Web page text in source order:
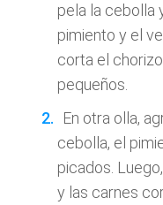
pela la cebolla
pimiento y el
corta el
pequeños.
En otra olla,
cebolla, el
picados.
y las carnes